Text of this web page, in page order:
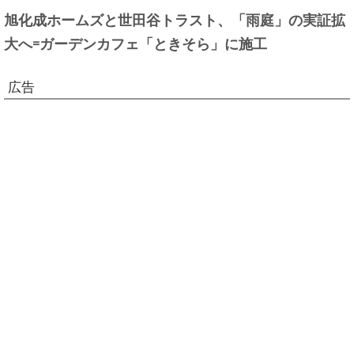
旭化成ホームズと世田谷トラスト、「雨庭」の実証拡
大へ=ガーデンカフェ「ときそら」に施工
広告